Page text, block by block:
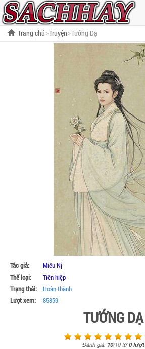
Trang chủ Truyện Tướng Dạ
Tác giả:
Miêu Nị
Thể loại:
Tiên hiệp
Trạng thái:
Hoàn thành
Lượt xem:
85859
TƯỚNG DẠ
Đánh giá: 10/10từ0lượt